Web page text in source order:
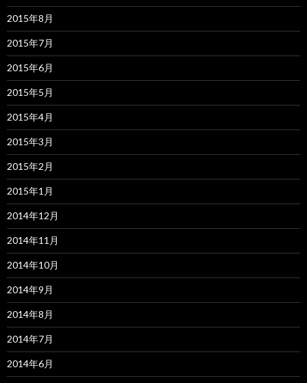
2015年8月
2015年7月
2015年6月
2015年5月
2015年4月
2015年3月
2015年2月
2015年1月
2014年12月
2014年11月
2014年10月
2014年9月
2014年8月
2014年7月
2014年6月